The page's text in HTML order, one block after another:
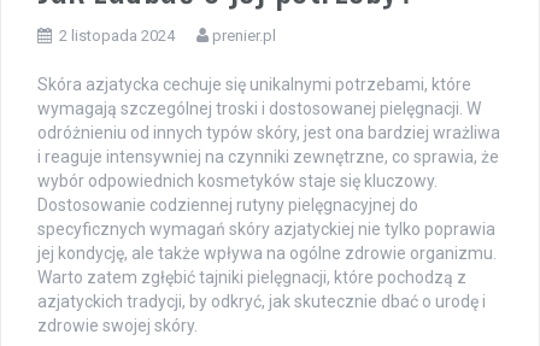
2 listopada 2024 prenier.pl
Skóra azjatycka cechuje się unikalnymi potrzebami, które
wymagają szczególnej troski i dostosowanej pielęgnacji. W
odróżnieniu od innych typów skóry, jest ona bardziej wrażliwa
i reaguje intensywniej na czynniki zewnętrzne, co sprawia, że
wybór odpowiednich kosmetyków staje się kluczowy.
Dostosowanie codziennej rutyny pielęgnacyjnej do
specyficznych wymagań skóry azjatyckiej nie tylko poprawia
jej kondycję, ale także wpływa na ogólne zdrowie organizmu.
Warto zatem zgłębić tajniki pielęgnacji, które pochodzą z
azjatyckich tradycji, by odkryć, jak skutecznie dbać o urodę i
zdrowie swojej skóry.